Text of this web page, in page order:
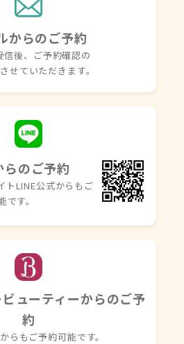
からのご予約
信後、ご予約確認の
させていただきます。
のご予約
トLINE公式からもご
です。
ューティーからのご予
約
らもご予約可能です。